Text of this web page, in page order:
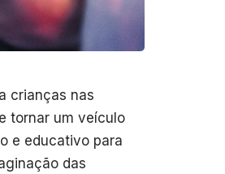
crianças nas
tornar um veículo
e educativo para
das